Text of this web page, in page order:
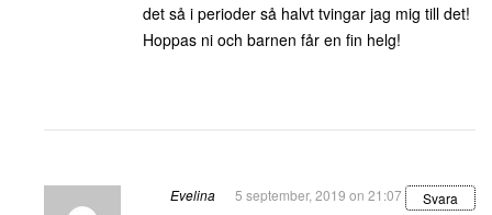
det så i perioder så halvt tvingar jag mig till det!
Hoppas ni och barnen får en fin helg!
Evelina 5 september, 2019 on 21:07 Svara